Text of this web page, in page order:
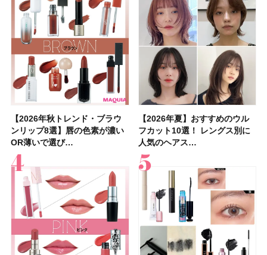
【2026年秋トレンド・ブラウ
ンリップ8選】唇の色素が濃い
OR薄いで選び…
【2026年夏】おすすめのウル
フカット10選！ レングス別に
人気のヘアス…
【石井美保さん】おすすめの
「ブライトニング」11選！ ス
キンケアからサプ…
【上田竜也さんのマイベストコ
スメ５選】大人になって開眼し
たからこそ愛が深…
【2026年秋トレンド・ブラウ
ンリップ8選】唇の色素が濃い
OR薄いで選び…
【2026年新作】大人の「ピン
クリップ」おすすめ8選！ 唇の
色別にプロが…
【2026年】ボディ用日焼け止
めUVのおすすめ20選！ この夏
注目の人気…
【クリスマスコフレ2026】
HACCIのホリデーギフトが豪華
すぎると話題…
【簡単・夏バテ防止レシピ12
選】食欲がない日にもおすす
め！ さっぱりご飯…
【美容系・伊能忠敬界隈】上西
星来さんは5年間1日1万歩を継
続！ 歩くとき…
【2026年夏】おすすめのウル
フカット10選！ レングス別に
人気のヘアス…
【2026年夏】おすすめの髪型
36選！ショート・ボブ・ミディ
アム・ロング…
【鈴木えみさんの愛用品30選】
コスメ・スキンケア・ヘアケア
etc.お気に…
【橋本環奈さんの美容Q&A】
顔用コスメで全身ケア！「お尻
や脚も喜んでくれ…
【セザンヌ】8/7新色追加！
「ウォータリーティントリップ
」10モモピュ…
【スック2026新作】秋コレク
ションを全品スウォッチ&イエ
ベブルベ分け！